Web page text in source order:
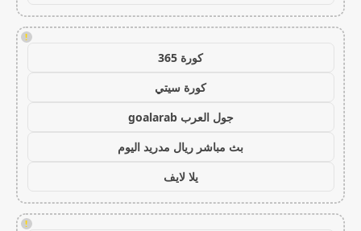
!
كورة 365
كورة سيتي
جول العرب goalarab
بث مباشر ريال مدريد اليوم
يلا لايف
!